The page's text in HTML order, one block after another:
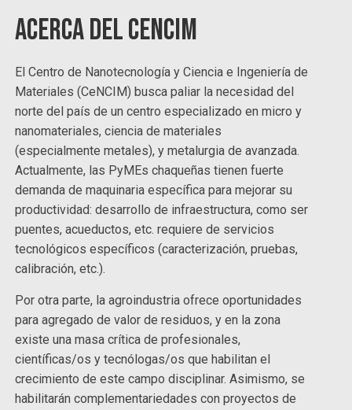
Acerca del CeNCIM
El Centro de Nanotecnología y Ciencia e Ingeniería de
Materiales (CeNCIM) busca paliar la necesidad del
norte del país de un centro especializado en micro y
nanomateriales, ciencia de materiales
(especialmente metales), y metalurgia de avanzada.
Actualmente, las PyMEs chaqueñas tienen fuerte
demanda de maquinaria específica para mejorar su
productividad: desarrollo de infraestructura, como ser
puentes, acueductos, etc. requiere de servicios
tecnológicos específicos (caracterización, pruebas,
calibración, etc.).
Por otra parte, la agroindustria ofrece oportunidades
para agregado de valor de residuos, y en la zona
existe una masa crítica de profesionales,
científicas/os y tecnólogas/os que habilitan el
crecimiento de este campo disciplinar. Asimismo, se
habilitarán complementariedades con proyectos de